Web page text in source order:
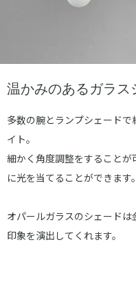
温かみのあるガラス
多数の腕とランプシェード
イト。
細かく角度調整をすること
に光を当てることができます。
オパールガラスのシェード
印象を演出してくれます。